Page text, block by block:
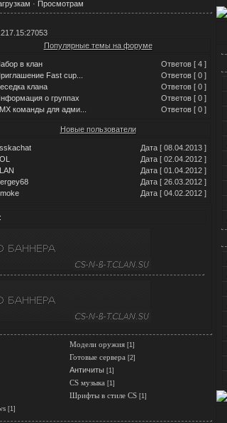
· Просмотрам
Популярные темы на форуме
в клан
Ответов [ 4 ]
Fast cup...
Ответов [ 0 ]
клана
Ответов [ 0 ]
о группаx
Ответов [ 0 ]
команды для адми...
Ответов [ 0 ]
Новые пользователи
Дата [ 08.04.2013 ]
Дата [ 02.04.2012 ]
Дата [ 01.04.2012 ]
Дата [ 26.03.2012 ]
Дата [ 04.02.2012 ]
Модели оружия [1]
Готовые сервера [2]
Античиты [1]
CS музыка [1]
Шрифты в стиле CS [1]
[1]